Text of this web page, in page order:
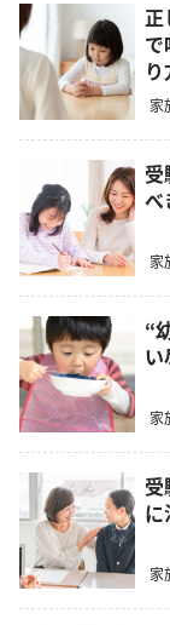
正
家
べ
家
“
家
に
家